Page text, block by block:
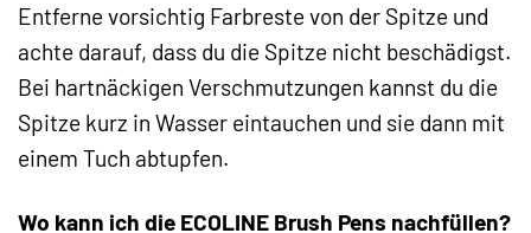
Entferne vorsichtig Farbreste von der Spitze und
achte darauf, dass du die Spitze nicht beschädigst.
Bei hartnäckigen Verschmutzungen kannst du die
Spitze kurz in Wasser eintauchen und sie dann mit
einem Tuch abtupfen.
Wo kann ich die ECOLINE Brush Pens nachfüllen?